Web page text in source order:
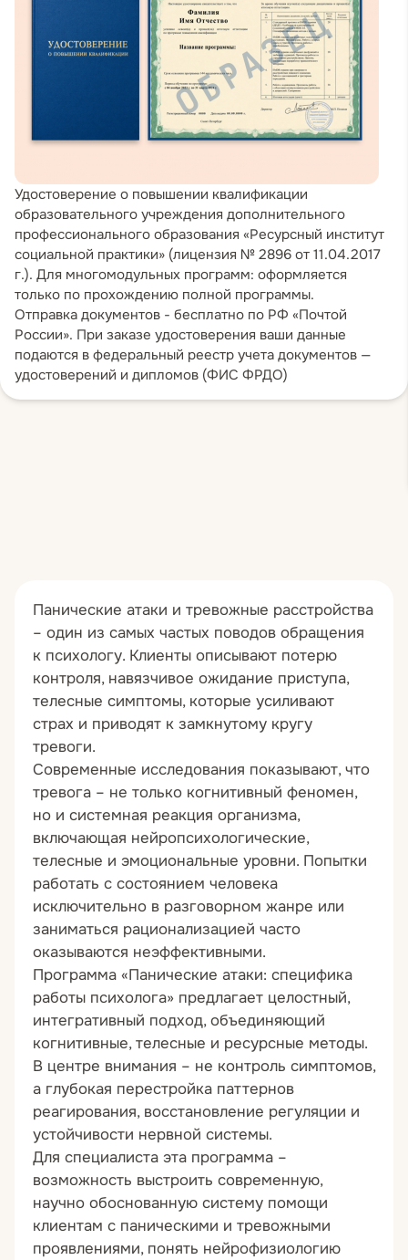
Практическая часть: моделирование
сессии по универсальному протоколу,
обсуждение индивидуальных кейсов
участников, анализ типичных ошибок.
Удостоверение о повышении квалификации
образовательного учреждения дополнительного
профессионального образования «Ресурсный институт
социальной практики» (лицензия № 2896 от 11.04.2017
г.). Для многомодульных программ: оформляется
только по прохождению полной программы.
Отправка документов - бесплатно по РФ «Почтой
России». При заказе удостоверения ваши данные
подаются в федеральный реестр учета документов —
удостоверений и дипломов (ФИС ФРДО)
Панические атаки и тревожные расстройства
– один из самых частых поводов обращения
к психологу. Клиенты описывают потерю
контроля, навязчивое ожидание приступа,
телесные симптомы, которые усиливают
страх и приводят к замкнутому кругу
тревоги.
Современные исследования показывают, что
тревога – не только когнитивный феномен,
но и системная реакция организма,
включающая нейропсихологические,
телесные и эмоциональные уровни. Попытки
работать с состоянием человека
исключительно в разговорном жанре или
заниматься рационализацией часто
оказываются неэффективными.
Программа «Панические атаки: специфика
работы психолога» предлагает целостный,
интегративный подход, объединяющий
когнитивные, телесные и ресурсные методы.
В центре внимания – не контроль симптомов,
а глубокая перестройка паттернов
реагирования, восстановление регуляции и
устойчивости нервной системы.
Для специалиста эта программа –
возможность выстроить современную,
научно обоснованную систему помощи
клиентам с паническими и тревожными
проявлениями, понять нейрофизиологию